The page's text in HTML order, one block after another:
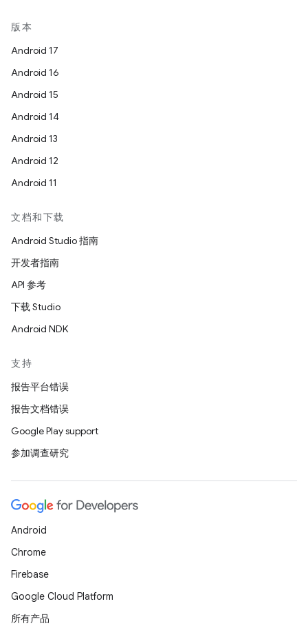
版本
Android 17
Android 16
Android 15
Android 14
Android 13
Android 12
Android 11
文档和下载
Android Studio 指南
开发者指南
API 参考
下载 Studio
Android NDK
支持
报告平台错误
报告文档错误
Google Play support
参加调查研究
Android
Chrome
Firebase
Google Cloud Platform
所有产品